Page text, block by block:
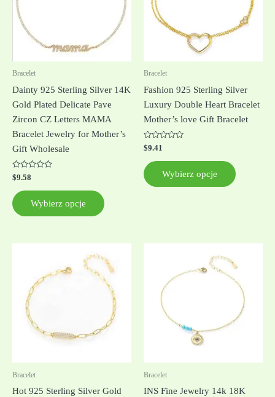
Bracelet
Dainty 925 Sterling Silver 14K
Gold Plated Delicate Pave
Zircon CZ Letters MAMA
Bracelet Jewelry for Mother’s
Gift Wholesale
Oceniono
0
na
5
$9.58
Wybierz opcje
wariantów.
Opcje
można
Bracelet
Fashion 925 Sterling Silver
Luxury Double Heart Bracelet
Mother’s love Gift Bracelet
Oceniono
0
na
5
$9.41
Wybierz opcje
Opcje
Bracelet
Hot 925 Sterling Silver Gold
produkt
ma
wiele
wariantów.
Opcje
Bracelet
INS Fine Jewelry 14k 18K
produkt
ma
wiele
Opcje